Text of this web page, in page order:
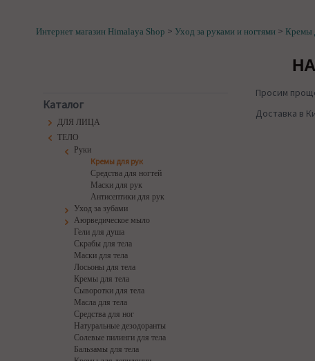
Интернет магазин Himalaya Shop > Уход за руками и ногтями > Кремы
Каталог
ДЛЯ ЛИЦА
ТЕЛО
Руки
Кремы для рук
Средства для ногтей
Маски для рук
Антисептики для рук
Уход за зубами
Аюрведическое мыло
Гели для душа
Скрабы для тела
Маски для тела
Лосьоны для тела
Кремы для тела
Сыворотки для тела
Масла для тела
Средства для ног
Натуральные дезодоранты
Солевые пилинги для тела
Бальзамы для тела
Просим
Доставка в